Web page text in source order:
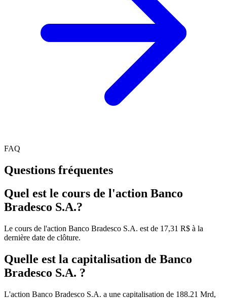
FAQ
Questions fréquentes
Quel est le cours de l'action Banco
Bradesco S.A.?
Le cours de l'action Banco Bradesco S.A. est de 17,31 R$ à la
dernière date de clôture.
Quelle est la capitalisation de Banco
Bradesco S.A. ?
L'action Banco Bradesco S.A. a une capitalisation de 188.21 Mrd,